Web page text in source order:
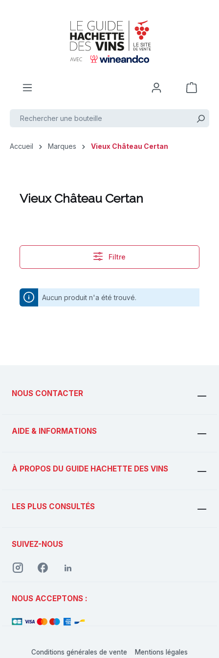
Accueil Marques Vieux Château Certan
Vieux Château Certan
Filtre
Aucun produit n'a été trouvé.
NOUS CONTACTER
AIDE & INFORMATIONS
À PROPOS DU GUIDE HACHETTE DES VINS
LES PLUS CONSULTÉS
SUIVEZ-NOUS
NOUS ACCEPTONS :
Conditions générales de vente Mentions légales